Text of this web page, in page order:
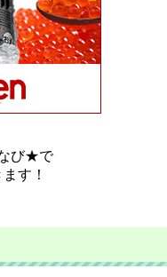
び★で
す！